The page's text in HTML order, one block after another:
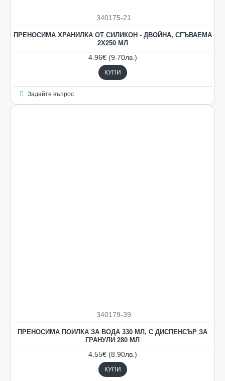
340175-21
ПРЕНОСИМА ХРАНИЛКА ОТ СИЛИКОН - ДВОЙНА, СГЪВАЕМА
2Х250 МЛ
4.96€ (9.70лв.)
КУПИ
Задайте въпрос
340179-39
ПРЕНОСИМА ПОИЛКА ЗА ВОДА 330 МЛ, С ДИСПЕНСЪР ЗА
ГРАНУЛИ 280 МЛ
4.55€ (8.90лв.)
КУПИ